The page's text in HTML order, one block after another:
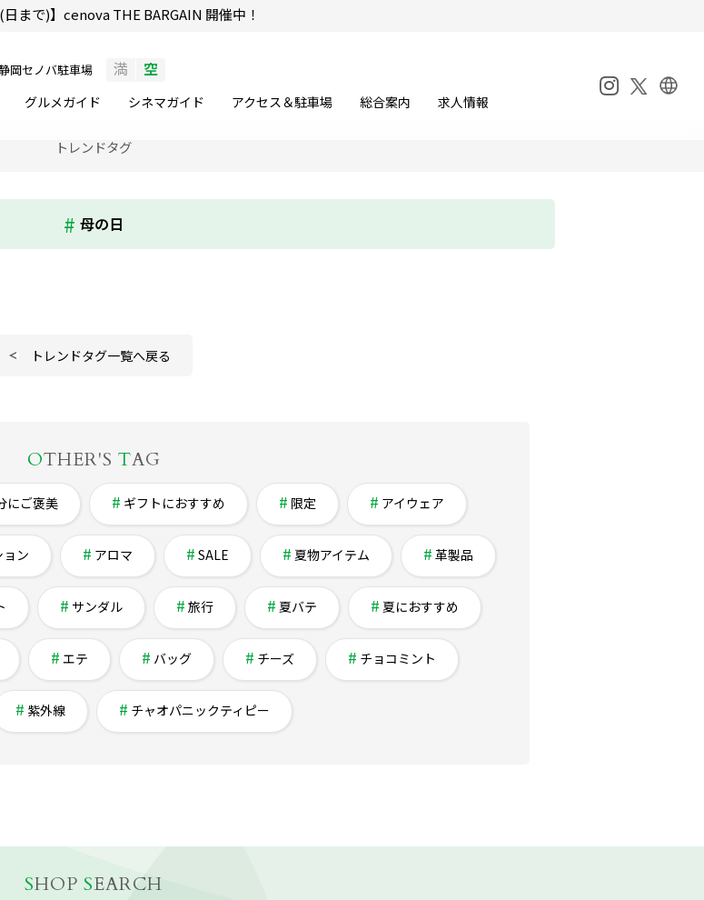
日まで)】cenova THE BARGAIN 開催中！
岡セノバ駐車場 満 空
グルメガイド シネマガイド アクセス＆駐車場 総合案内 求人情報
トレンドタグ
母の日
トレンドタグ一覧へ戻る
OTHER'S TAG
にご褒美 ギフトにおすすめ 限定 アイウェア
ン アロマ SALE 夏物アイテム 革製品
サンダル 旅行 夏バテ 夏におすすめ
エテ バッグ チーズ チョコミント
紫外線 チャオパニックティピー
SHOP SEARCH